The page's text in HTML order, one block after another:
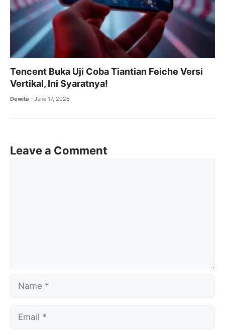
Tencent Buka Uji Coba Tiantian Feiche Versi
Vertikal, Ini Syaratnya!
Dewita June 17, 2026
Leave a Comment